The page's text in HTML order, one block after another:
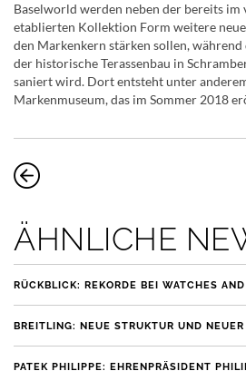
Baselworld werden neben der bereits im
etablierten Kollektion Form weitere
den Markenkern stärken sollen,
der historische Terassenbau in
saniert wird. Dort entsteht unter
Markenmuseum, das im Sommer 2018
ÄHNLICHE
RÜCKBLICK: REKORDE BEI WATCHES
BREITLING: NEUE STRUKTUR UND NEUER
PATEK PHILIPPE: EHRENPRÄSIDENT